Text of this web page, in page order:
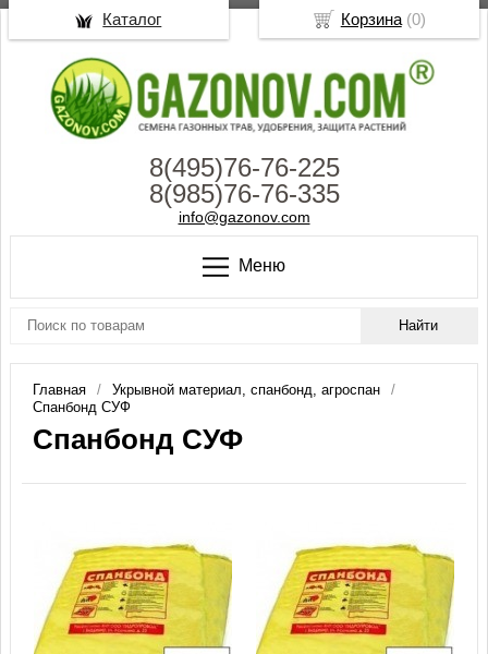
8(495)76-76-225
8(985)76-76-335
info@gazonov.com
Меню
Главная
Укрывной материал, спанбонд, агроспан
Спанбонд СУФ
Спанбонд СУФ
Корзина(0)
Каталог